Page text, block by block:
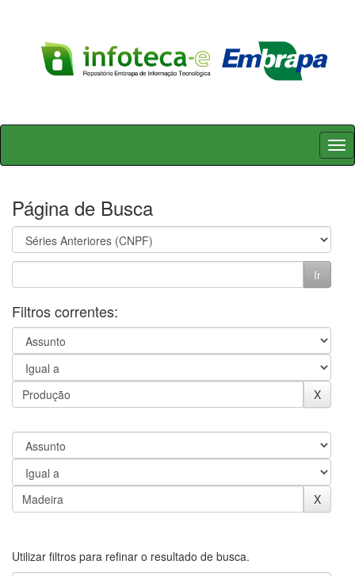
Skip
Página de Busca
Filtros correntes:
Utilizar filtros para refinar o resultado de busca.